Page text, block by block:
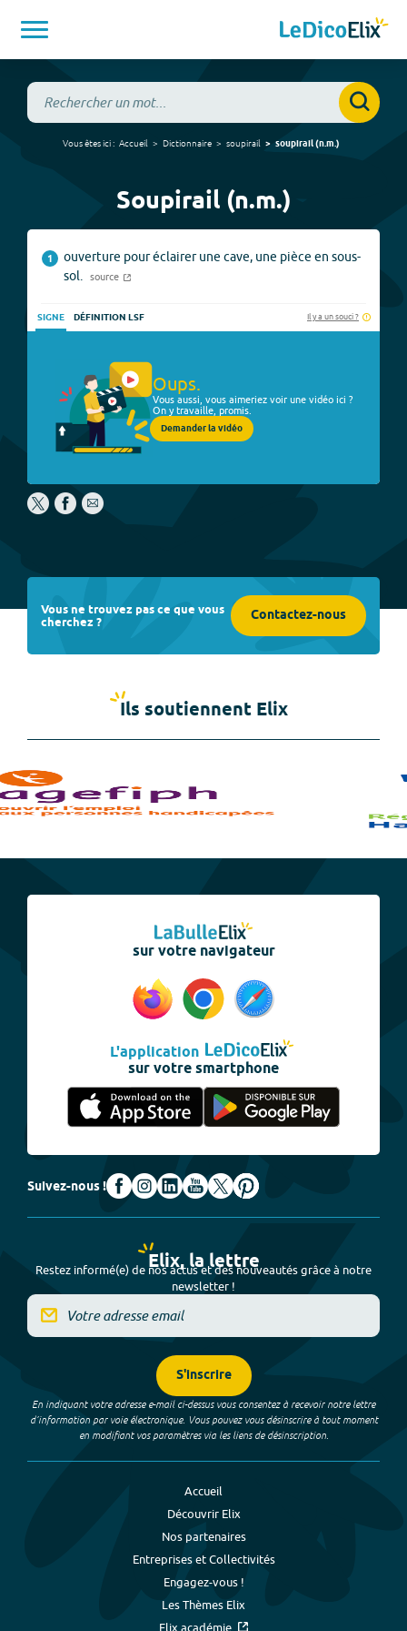
Vous êtes ici : Accueil Dictionnaire soupirail soupirail(n.m.)
Soupirail (n.m.)
1
ouverture pour éclairer une cave, une pièce en sous-
sol.
source
SIGNE DÉFINITION LSF Il y a un souci ?
Oups.
Vous aussi, vous aimeriez voir une vidéo ici ?
On y travaille, promis.
Demander la vidéo
Vous ne trouvez pas ce que vous
cherchez ? Contactez-nous
Ils soutiennent Elix
sur votre navigateur
L'application
sur votre smartphone
Suivez-nous !
Elix, la lettre
Restez informé(e) de nos actus et des nouveautés grâce à notre
newsletter !
S'inscrire
En indiquant votre adresse e-mail ci-dessus vous consentez à recevoir notre lettre
d’information par voie électronique. Vous pouvez vous désinscrire à tout moment
en modifiant vos paramètres via les liens de désinscription.
Accueil
Découvrir Elix
Nos partenaires
Entreprises et Collectivités
Engagez-vous !
Les Thèmes Elix
Elix académie